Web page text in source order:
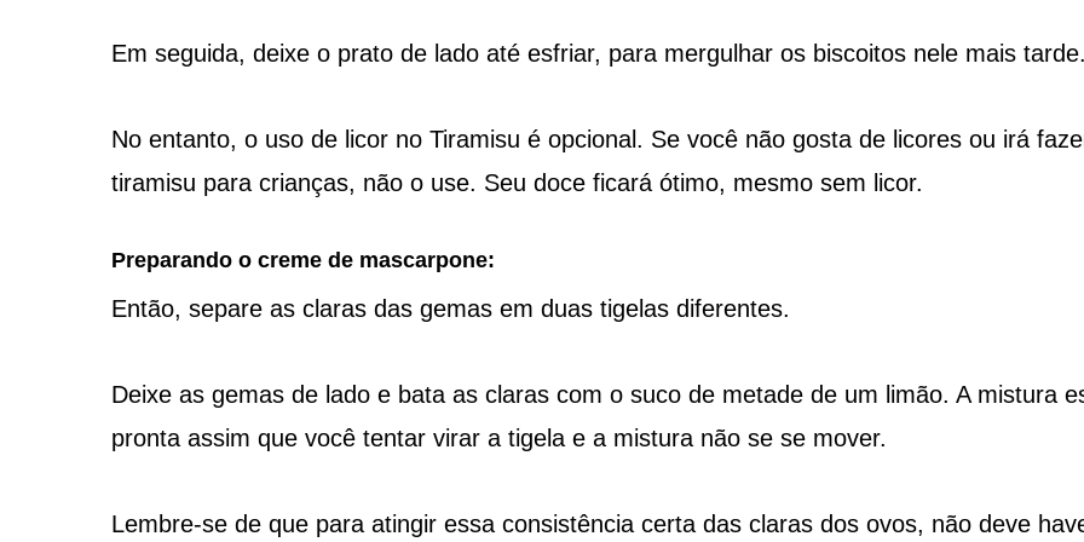
Em seguida, deixe o prato de lado até esfriar, para mergulhar os biscoitos nele mais tarde.
No entanto, o uso de licor no Tiramisu é opcional. Se você não gosta de licores ou irá
tiramisu para crianças, não o use. Seu doce ficará ótimo, mesmo sem licor.
Preparando o creme de mascarpone:
Então, separe as claras das gemas em duas tigelas diferentes.
Deixe as gemas de lado e bata as claras com o suco de metade de um limão. A mistura
pronta assim que você tentar virar a tigela e a mistura não se se mover.
Lembre-se de que para atingir essa consistência certa das claras dos ovos, não deve